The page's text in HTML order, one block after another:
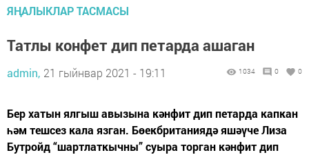
ЯҢАЛЫКЛАР ТАСМАСЫ
Татлы конфет дип петарда ашаган
admin, 21 гыйнвар 2021 - 19:11 1034 0 0
Бер хатын ялгыш авызына кәнфит дип петарда капкан
һәм тешсез кала язган. Бөекбританиядә яшәүче Лиза
Бутройд “шартлаткычны” суыра торган кәнфит дип